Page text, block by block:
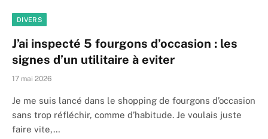
DIVERS
J’ai inspecté 5 fourgons d’occasion : les
signes d’un utilitaire à eviter
17 mai 2026
Je me suis lancé dans le shopping de fourgons d’occasion
sans trop réfléchir, comme d’habitude. Je voulais juste
faire vite,…